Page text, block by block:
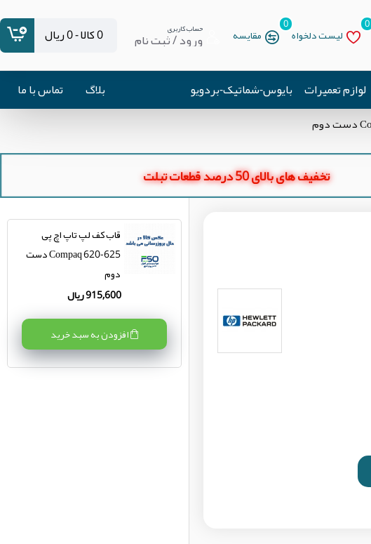
لیست دلخواه
0
مقایسه
0 حساب کاربری
ورود / ثبت نام 0 کالا - 0 ریال
لوازم تعمیرات بایوس-شماتیک-بردویو بلاگ تماس با ما
تخفیف های بالای 50 درصد قطعات تبلت
قاب کف لپ تاپ اچ پی
Compaq 620-625 دست
دوم
915,600 ریال
افزودن به سبد خرید